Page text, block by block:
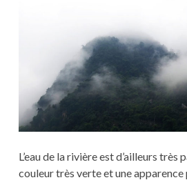
L’eau de la rivière est d’ailleurs très
couleur très verte et une apparence